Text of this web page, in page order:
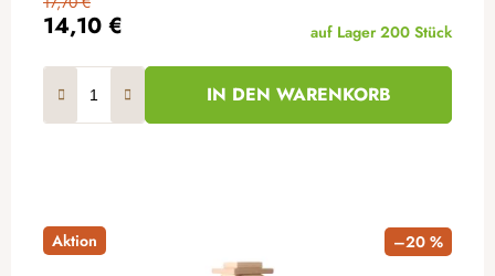
14,10 €
auf Lager 200 Stück
IN DEN WARENKORB
Aktion –20 %